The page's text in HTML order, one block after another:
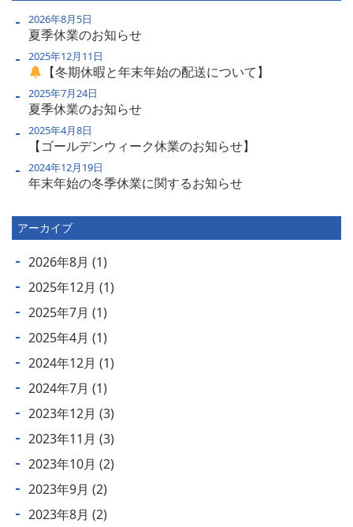
夏季休業のお知らせ
2026年8月5日
【冬期休暇と年末年始の配送について】
2025年12月11日
夏季休業のお知らせ
2025年7月24日
【ゴールデンウィーク休業のお知らせ】
2025年4月8日
年末年始の冬季休業に関するお知らせ
2024年12月19日
アーカイブ
2026年8月 (1)
2025年12月 (1)
2025年7月 (1)
2025年4月 (1)
2024年12月 (1)
2024年7月 (1)
2023年12月 (3)
2023年11月 (3)
2023年10月 (2)
2023年9月 (2)
2023年8月 (2)